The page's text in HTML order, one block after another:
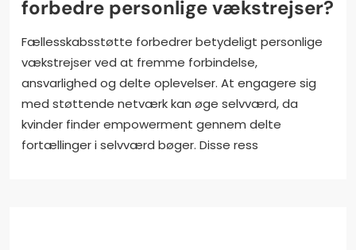
forbedre personlige vækstrejser?
Fællesskabsstøtte forbedrer betydeligt personlige
vækstrejser ved at fremme forbindelse,
ansvarlighed og delte oplevelser. At engagere sig
med støttende netværk kan øge selvværd, da
kvinder finder empowerment gennem delte
fortællinger i selvværd bøger. Disse ress